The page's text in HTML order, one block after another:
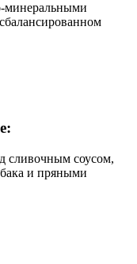
минеральными
сливочным соусом,
и пряными